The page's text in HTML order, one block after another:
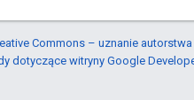
Commons – uznanie autorstwa
dotyczące witryny Google